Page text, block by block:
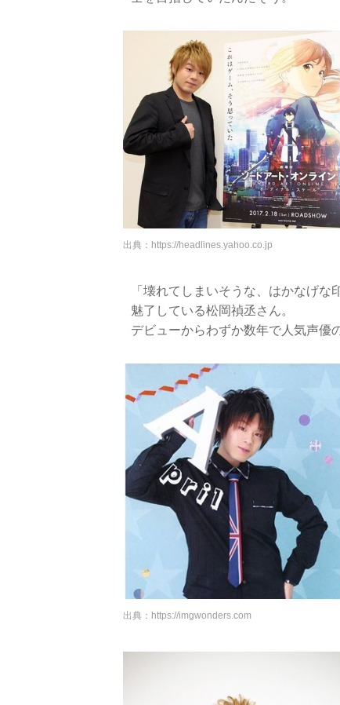
出典： https://headlines.yahoo.co.jp
「壊れてしまいそうな、はかなげ
魅了している松岡禎丞さん。
デビューからわずか数年で人気声優
出典： https://imgwonders.com